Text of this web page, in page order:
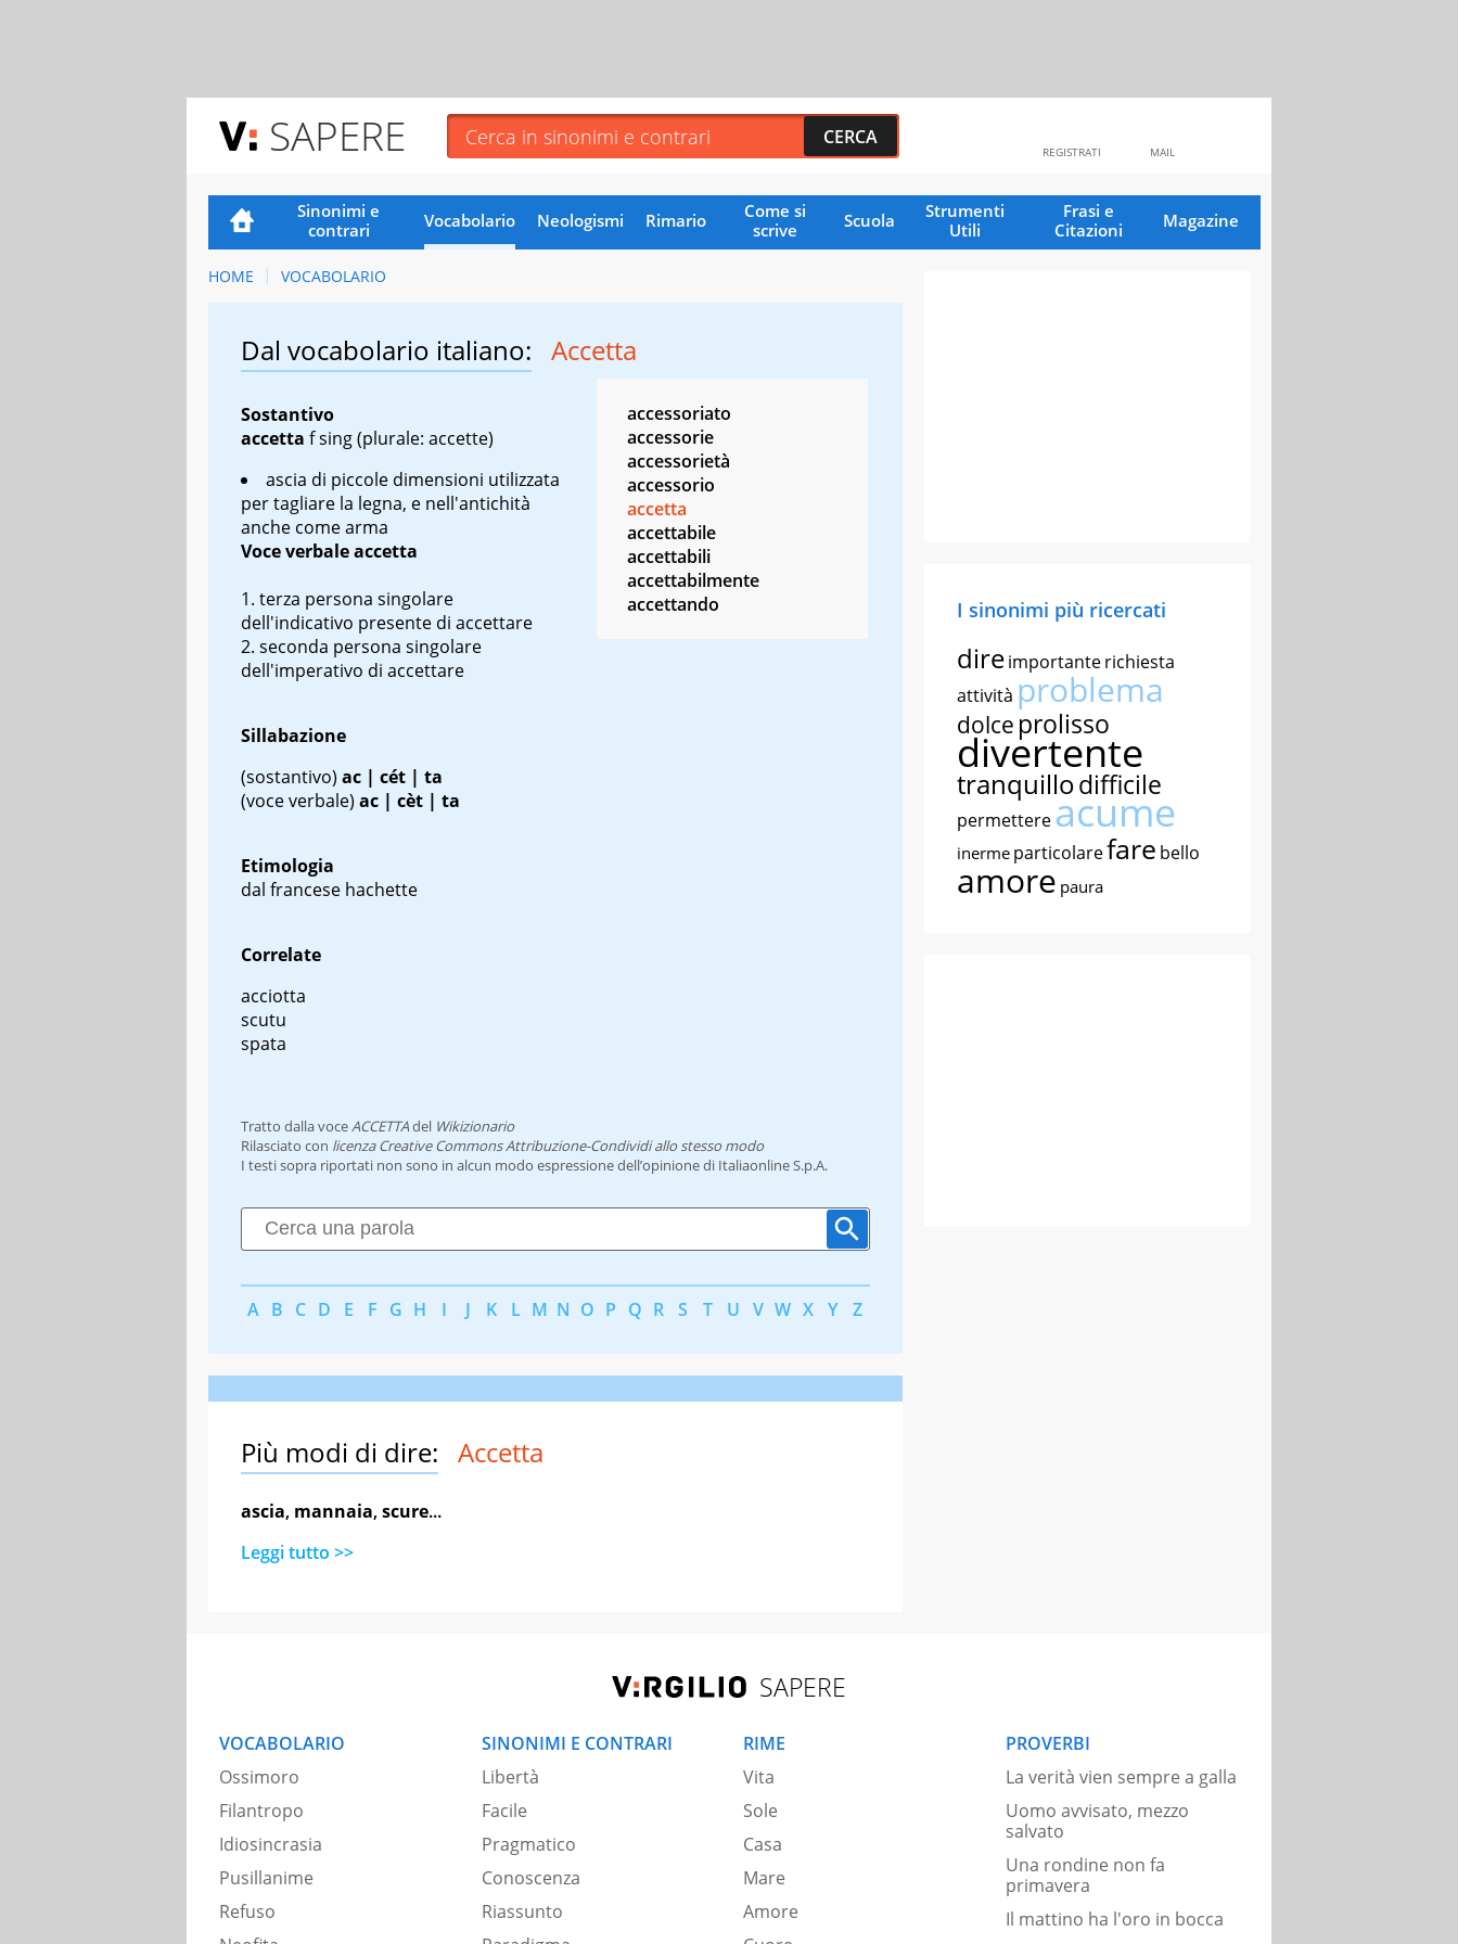
SAPERE MAIL
REGISTRATI
Sinonimi e
contrari
Vocabolario Neologismi Rimario
Come si
scrive
Scuola
Strumenti
Utili
Frasi e
Citazioni
Magazine
HOME VOCABOLARIO
Dal vocabolario italiano: Accetta
Sostantivo
accetta f sing(plurale: accette)
ascia di piccole dimensioni utilizzata
per tagliare la legna, e nell'antichità
anche come arma
Voce verbaleaccetta
terza persona singolare
dell'indicativo presente di accettare
seconda persona singolare
dell'imperativo di accettare
Sillabazione
(sostantivo) ac | cét | ta
(voce verbale) ac | cèt | ta
Etimologia
dal francese hachette
Correlate
acciotta
scutu
spata
accessoriato
accessorie
accessorietà
accessorio
accetta
accettabile
accettabili
accettabilmente
accettando
Tratto dalla voce ACCETTAdel Wikizionario
Rilasciato con licenza Creative Commons Attribuzione-Condividi allo stesso modo
I testi sopra riportati non sono in alcun modo espressione dell’opinione di Italiaonline S.p.A.
A B C D E F G H I J K L M N O P Q R S T U V W X Y Z
Più modi di dire: Accetta
ascia, mannaia,scure...
Leggi tutto >>
I sinonimi più ricercati
direimportanterichiesta
attività problema
dolce prolisso
divertente
tranquillodifficile
permettereacume
inerme particolarefare bello
amore paura
SAPERE
VOCABOLARIO
Ossimoro
Filantropo
Idiosincrasia
Pusillanime
Refuso
SINONIMI E CONTRARI
Libertà
Facile
Pragmatico
Conoscenza
Riassunto
RIME
Vita
Sole
Casa
Mare
Amore
PROVERBI
La verità vien sempre a galla
Uomo avvisato, mezzo
salvato
Una rondine non fa
primavera
Il mattino ha l'oro in bocca